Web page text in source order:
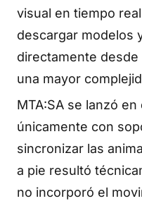
visual en tiempo
descargar modelos
directamente desde
una mayor
MTA:SA se lanzó
únicamente con
sincronizar las
a pie resultó
no incorporó el